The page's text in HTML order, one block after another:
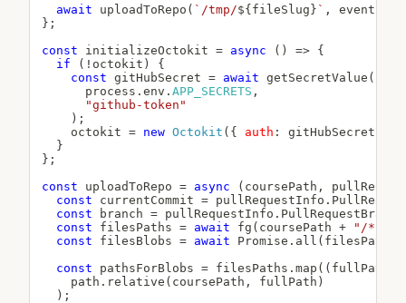
await
uploadToRepo ( ` /tmp/${ fileSlug } ` , event
} ;
const
initializeOctokit = async ( ) =>
{
if
( ! octokit )
{
const gitHubSecret = await getSecretValue (
      process
. env . APP_SECRETS ,
"github-token"
) ;
    octokit
= new Octokit ( { auth : gitHubSecret
}
} ;
const
uploadToRepo = async ( coursePath ,
const currentCommit = pullRequestInfo .
const branch = pullRequestInfo . PullRequestBranch
const filesPaths = await fg ( coursePath +
"/**/
const filesBlobs = await Promise . all ( filesPaths
const pathsForBlobs = filesPaths . map ( ( fullPath
    path
. relative ( coursePath , fullPath )
) ;